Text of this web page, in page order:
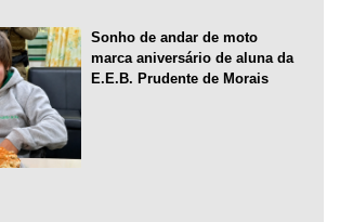
Sonho de andar de moto
marca aniversário de aluna da
E.E.B. Prudente de Morais